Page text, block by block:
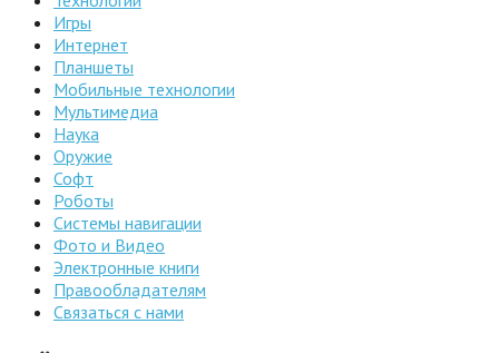
Игры
Интернет
Планшеты
Мобильные технологии
Мультимедиа
Наука
Оружие
Софт
Роботы
Системы навигации
Фото и Видео
Электронные книги
Правообладателям
Связаться с нами